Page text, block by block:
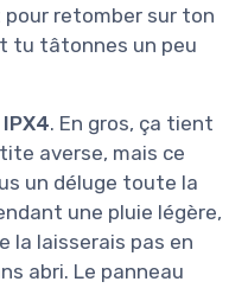
retomber sur ton
tu tâtonnes un peu
. En gros, ça tient
averse, mais ce
un déluge toute la
une pluie légère,
la laisserais pas en
abri. Le panneau